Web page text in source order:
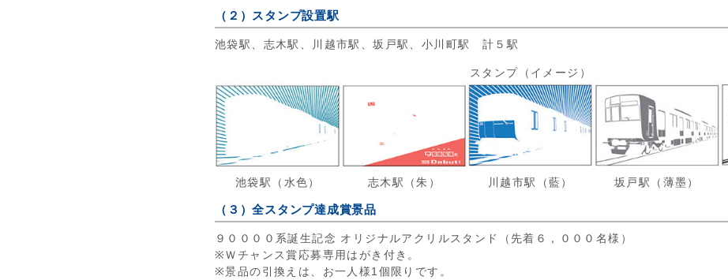
（２）スタンプ設置駅
池袋駅、志木駅、川越市駅、坂戸駅、小川町駅 計５駅
スタンプ（イメージ）
池袋駅（水色） 志木駅（朱） 川越市駅（藍） 坂戸駅（薄墨）
（３）全スタンプ達成賞景品
９００００系誕生記念 オリジナルアクリルスタンド（先着６，０００名様）
※Ｗチャンス賞応募専用はがき付き。
※景品の引換えは、お一人様1個限りです。